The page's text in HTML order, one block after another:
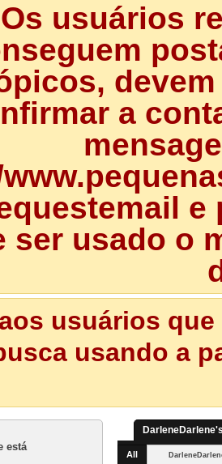
Os usuários
a
ser usado o
usuários
usando a
All